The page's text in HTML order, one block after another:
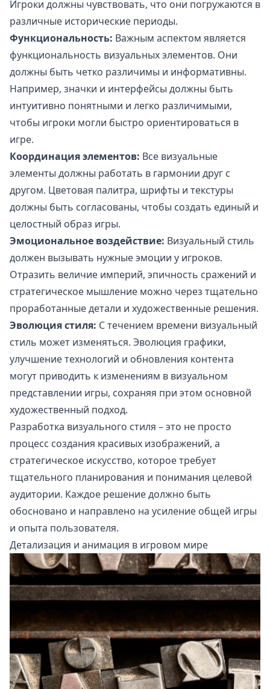
Игроки должны чувствовать, что они погружаются в
различные исторические периоды.
Функциональность: Важным аспектом является
функциональность визуальных элементов. Они
должны быть четко различимы и информативны.
Например, значки и интерфейсы должны быть
интуитивно понятными и легко различимыми,
чтобы игроки могли быстро ориентироваться в
игре.
Координация элементов: Все визуальные
элементы должны работать в гармонии друг с
другом. Цветовая палитра, шрифты и текстуры
должны быть согласованы, чтобы создать единый и
целостный образ игры.
Эмоциональное воздействие: Визуальный стиль
должен вызывать нужные эмоции у игроков.
Отразить величие империй, эпичность сражений и
стратегическое мышление можно через тщательно
проработанные детали и художественные решения.
Эволюция стиля: С течением времени визуальный
стиль может изменяться. Эволюция графики,
улучшение технологий и обновления контента
могут приводить к изменениям в визуальном
представлении игры, сохраняя при этом основной
художественный подход.
Разработка визуального стиля – это не просто
процесс создания красивых изображений, а
стратегическое искусство, которое требует
тщательного планирования и понимания целевой
аудитории. Каждое решение должно быть
обосновано и направлено на усиление общей игры
и опыта пользователя.
Детализация и анимация в игровом мире